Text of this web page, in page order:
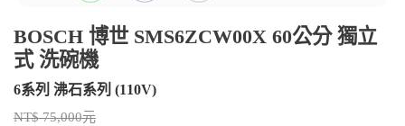
BOSCH 博世 SMS6ZCW00X 60公分 獨立
式 洗碗機
6系列 沸石系列 (110V)
NT$ 75,000元